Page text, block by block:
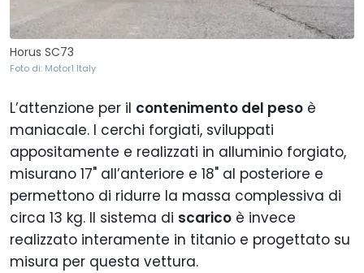
Horus SC73
Foto di: Motor1 Italy
L’attenzione per il contenimento del peso è
maniacale. I cerchi forgiati, sviluppati
appositamente e realizzati in alluminio forgiato,
misurano 17" all’anteriore e 18" al posteriore e
permettono di ridurre la massa complessiva di
circa 13 kg. Il sistema di scarico è invece
realizzato interamente in titanio e progettato su
misura per questa vettura.